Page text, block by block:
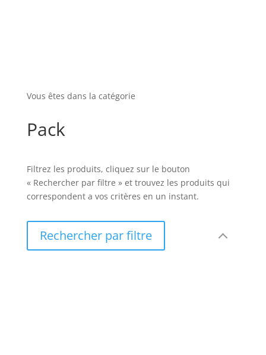
Vous êtes dans la catégorie
Pack
Filtrez les produits, cliquez sur le bouton
« Rechercher par filtre » et trouvez les produits qui
correspondent a vos critères en un instant.
Rechercher par filtre